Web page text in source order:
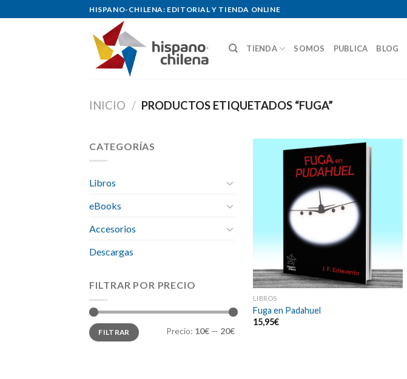
to
HISPANO-CHILENA: EDITORIAL Y TIENDA ONLINE
TIENDA SOMOS PUBLICA BLOG
INICIO / PRODUCTOS ETIQUETADOS “FUGA”
CATEGORÍAS
Libros
eBooks
Accesorios
Descargas
FILTRAR POR PRECIO
Precio
mínimo
Precio
máximo
FILTRAR Precio: 10€ — 20€
LIBROS
Fuga en Padahuel
15,95€